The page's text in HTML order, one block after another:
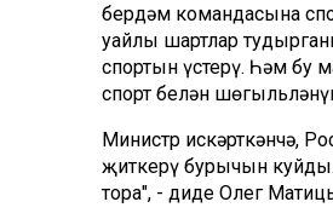
бердәм командасына
уңайлы шартлар
спортын үстерү. Һәм бу
спорт белән
Министр искәрткәнчә,
җиткерү бурычын
тора", - диде Олег